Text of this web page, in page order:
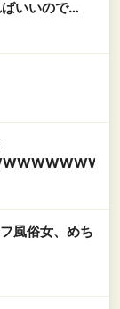
いいので
風俗女、めち